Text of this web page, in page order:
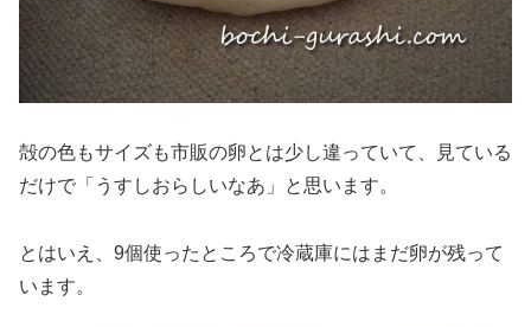
殻の色もサイズも市販の卵とは少し違っていて、見ている
だけで「うすしおらしいなあ」と思います。
とはいえ、9個使ったところで冷蔵庫にはまだ卵が残って
います。